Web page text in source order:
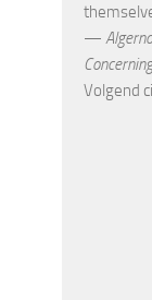
—
Volgend